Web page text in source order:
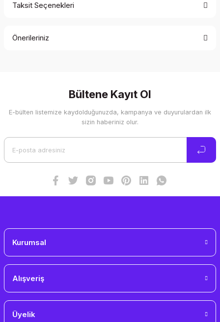
Taksit Seçenekleri
Önerileriniz
Görüş ve önerileriniz için teşekkür ederiz.
Ürün resmi kalitesiz, bozuk veya görüntülenemiyor.
Bültene Kayıt Ol
E-bülten listemize kaydolduğunuzda, kampanya ve duyurulardan ilk
sizin haberiniz olur.
Kurumsal
Alışveriş
Üyelik